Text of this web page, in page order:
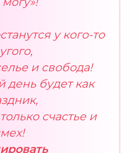
у кого-то
и свобода!
день будет как
счастье и